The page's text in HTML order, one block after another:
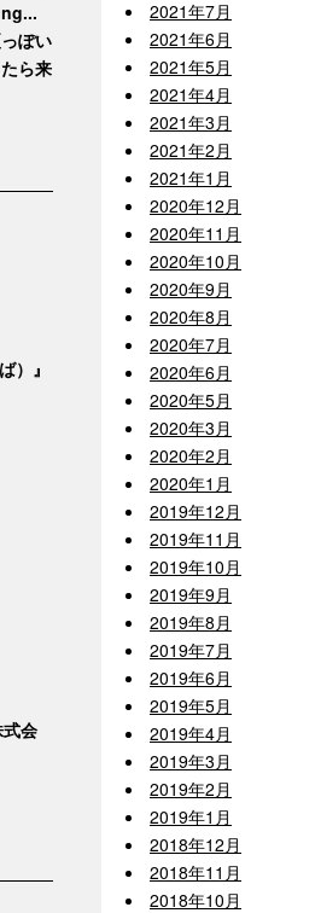
ぽい
ら来
）』
会
2021年7月
2021年6月
2021年5月
2021年4月
2021年3月
2021年2月
2021年1月
2020年12月
2020年11月
2020年10月
2020年9月
2020年8月
2020年7月
2020年6月
2020年5月
2020年3月
2020年2月
2020年1月
2019年12月
2019年11月
2019年10月
2019年9月
2019年8月
2019年7月
2019年6月
2019年5月
2019年4月
2019年3月
2019年2月
2019年1月
2018年12月
2018年11月
2018年10月